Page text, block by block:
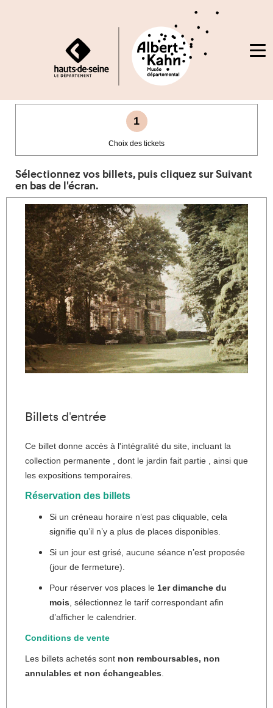
UN
COMPTE
SE
CONNECTER
EN
étapes
de
votre
1
Choix des ticketsChoix
des
étape
réaliser
Sélectionnez vos billets, puiscliquez sur Suivant
en bas de l'écran.
Billets d'entrée
Ce billet donne accès à l'intégralité du site, incluant la
collection permanente , dont le jardin fait partie , ainsi que
les expositions temporaires.
Réservation des billets
Si un créneau horaire n’est pas cliquable, cela
signifie qu’il n’y a plus de places disponibles.
Si un jour est grisé, aucune séance n’est proposée
(jour de fermeture).
Pour réserver vos places le 1er dimanche du
mois , sélectionnez le tarif correspondant afin
d’afficher le calendrier.
Conditions de vente
Les billets achetés sont non remboursables, non
annulables et non échangeables